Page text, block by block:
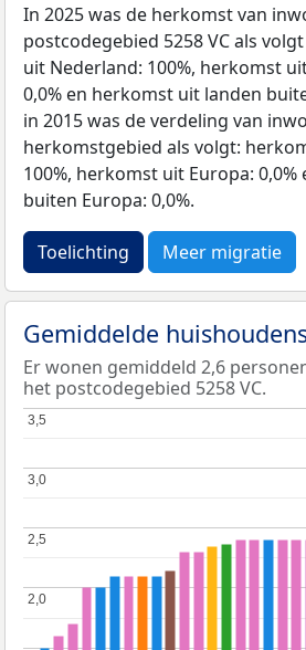
In 2025 was de herkomst van
postcodegebied 5258 VC als
uit Nederland: 100%, herkomst
0,0% en herkomst uit landen
in 2015 was de verdeling van
herkomstgebied als volgt:
100%, herkomst uit Europa:
buiten Europa: 0,0%.
Toelichting Meer migratie
Gemiddelde
Er wonen gemiddeld 2,6
het postcodegebied 5258 VC.
2,0
2,0
2,5
2,5
3,0
3,0
3,5
3,5